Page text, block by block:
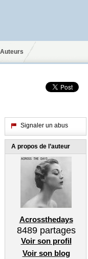
Signaler un abus
A propos de l’auteur
Acrossthedays
8489partages
Voir son profil
Voir son blog